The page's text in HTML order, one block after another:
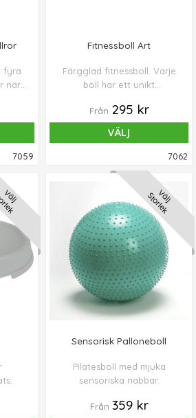
fyra
när
7059
Fitnessboll Art
Färgglad fitnessboll. Varje
boll har ett unikt
Från 295 kr
VÄLJ
7062
Välj Välj
Storlek
Sensorisk Palloneboll
Pilatesboll med mjuka
sensoriska nabbar.
Från 359 kr